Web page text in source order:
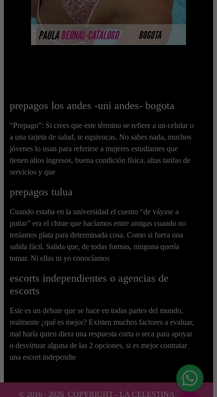
PAULABERNAL-CATALOGO BOGOTA
MÁS INFORMACIÓN
prepagos los andes -uni andes- bogota
“Prepago”: Si crees que este término se refiere a un celular o
a una tarjeta de salud, te equivocas. No sabes nada, muchos
jóvenes lo usan para referirse a mujeres estudiantes que
tienen altos ingresos, buena condición física, altas tarifas de
servicios y que
prepagos tulua
Cuando estaba en la universidad el cuento “de váyase a
putiar” era el chiste que hacíamos entre amigas cuando no
teníamos plata para determinada cosa. Como si fuera una
salida fácil. Salida que, de todas formas, ninguna quería
tomar. Ni ellas ni yo conocíamos
escorts independientes o agencias de
escorts
Este es un debate que se hace en todas partes del mundo,
realmente ¿qué es mejor? Existen muchos factores a evaluar,
mal haría quien diera una respuesta corta o seca para apoyar
o desvirtuar alguna de las 2 opciones, si es mejor contratar
una escort independie
© 2016 - 2026 COPYRIGHT - LA CELESTINA